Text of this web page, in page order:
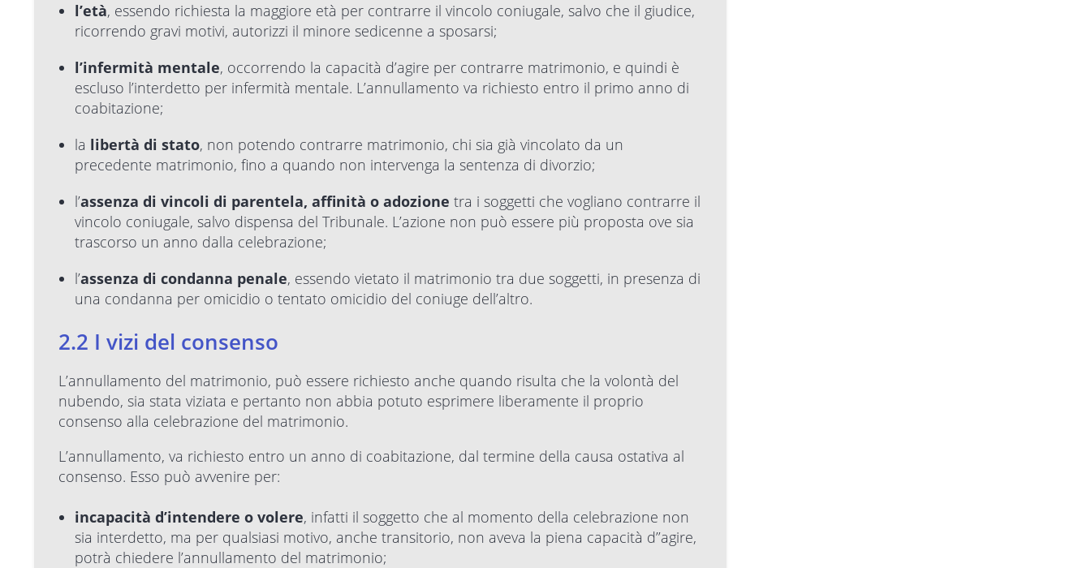
l’età, essendo richiesta la maggiore età per contrarre il vincolo coniugale, salvo che il giudice,
ricorrendo gravi motivi, autorizzi il minore sedicenne a sposarsi;
l’infermità mentale, occorrendo la capacità d’agire per contrarre matrimonio, e quindi è
escluso l’interdetto per infermità mentale. L’annullamento va richiesto entro il primo anno di
coabitazione;
la libertà di stato, non potendo contrarre matrimonio, chi sia già vincolato da un
precedente matrimonio, fino a quando non intervenga la sentenza di divorzio;
l’assenza di vincoli di parentela, affinità o adozione tra i soggetti che vogliano contrarre il
vincolo coniugale, salvo dispensa del Tribunale. L’azione non può essere più proposta ove sia
trascorso un anno dalla celebrazione;
l’assenza di condanna penale, essendo vietato il matrimonio tra due soggetti, in presenza di
una condanna per omicidio o tentato omicidio del coniuge dell’altro.
2.2 I vizi del consenso
L’annullamento del matrimonio, può essere richiesto anche quando risulta che la volontà del
nubendo, sia stata viziata e pertanto non abbia potuto esprimere liberamente il proprio
consenso alla celebrazione del matrimonio.
L’annullamento, va richiesto entro un anno di coabitazione, dal termine della causa ostativa al
consenso. Esso può avvenire per:
incapacità d’intendere o volere, infatti il soggetto che al momento della celebrazione non
sia interdetto, ma per qualsiasi motivo, anche transitorio, non aveva la piena capacità d’’agire,
potrà chiedere l’annullamento del matrimonio;